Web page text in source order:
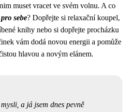
muset vracet ve svém volnu. A co
sebe? Dopřejte si relaxační koupel,
knihy nebo si dopřejte procházku
vám dodá novou energii a pomůže
hlavou a novým elánem.
a já jsem dnes pevně